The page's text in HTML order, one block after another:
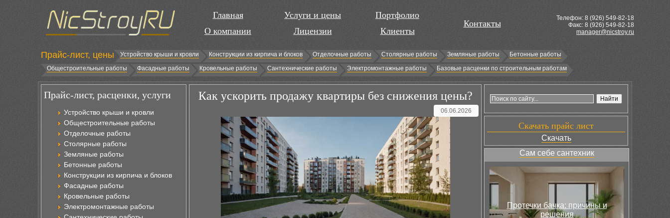
Главная
О компании
Услуги и цены
Лицензии
Портфолио
Клиенты
Контакты
Телефон: 8 (926) 549-82-18
Факс: 8 (926) 549-82-18
manager@nicstroy.ru
Прайс-лист, цены Устройство крыши и кровли Конструкции из кирпича и блоков Отделочные работы Столярные работы Земляные работы
Бетонные работы
Общестроительные работы
Фасадные работы Кровельные работы Сантехнические работы Электромонтажные работы Базовые расценки по строительным работам
Прайс-лист, расценки, услуги
Устройство крыши и кровли
Общестроительные работы
Отделочные работы
Столярные работы
Земляные работы
Бетонные работы
Конструкции из кирпича и блоков
Фасадные работы
Кровельные работы
Электромонтажные работы
Как ускорить продажу квартиры без снижения цены?
06.06.2026
Скачать прайс лист
Скачать
Сам себе сантехник
Протечки бачка: причины и
решения